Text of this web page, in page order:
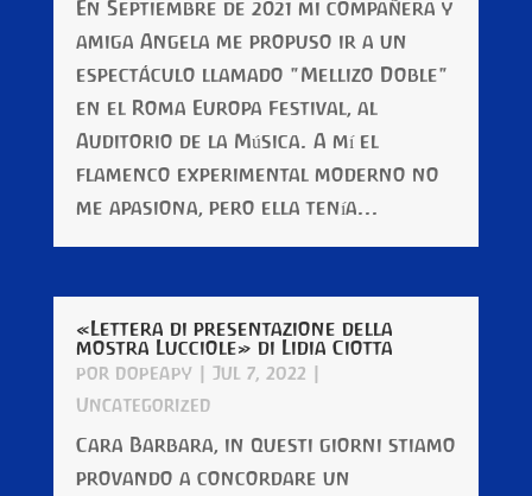
En Septiembre de 2021 mi compañera y
amiga Angela me propuso ir a un
espectáculo llamado "Mellizo Doble"
en el Roma Europa Festival, al
Auditorio de la Música. A mí el
flamenco experimental moderno no
me apasiona, pero ella tenía...
«Lettera di presentazione della
mostra Lucciole» di Lidia Ciotta
por dopeapy| Jul 7, 2022 |
Uncategorized
Cara Barbara, in questi giorni stiamo
provando a concordare un